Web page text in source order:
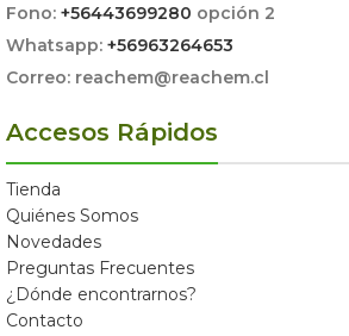
Fono: +56443699280 opción 2
Whatsapp: +56963264653
Correo: reachem@reachem.cl
Accesos Rápidos
Tienda
Quiénes Somos
Novedades
Preguntas Frecuentes
¿Dónde encontrarnos?
Contacto